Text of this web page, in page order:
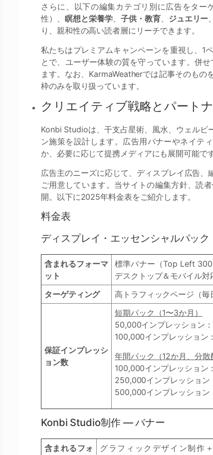
さらに、以下の編集カテゴリ別に広告をター
性）、 瞑想と栄養学、 子供・教育、 ジュエリー
り、親和性の高い読者層にリーチできます。
私たちはプレミアムキャンペーンを重視し、1
とで、ユーザー体験の質を守っています。併
ます。なお、KarmaWeatherでは記事そのも
枠のみを取り扱っています。
クリエイティブ戦略とパート
Konbi Studioは、干支占星術、風水、ウェルビ
ン施策を設計します。広告用バナーやネイテ
か、必要に応じて提携メディアにも展開可能です
広告主のニーズに応じて、ディスプレイ広告
ご用意しています。当サイトの編集方針、読
開。以下に2025年料金表をご紹介します。
料金表
ディスプレイ・エッセンシャルパック
含まれるフォーマ
ット
標準バナー（Top Left
デスクトップ＆モバイル対
ターゲティング
高トラフィックページ（毎
保証インプレッシ
ョン数
短期パック（1〜3か月）
50,000インプレッション
100,000インプレッション
年間パック（12か月、分散
100,000インプレッション
250,000インプレッション
500,000インプレッション
Konbi Studio制作 — バナー
含まれるフォ グラフィックデザイン制作